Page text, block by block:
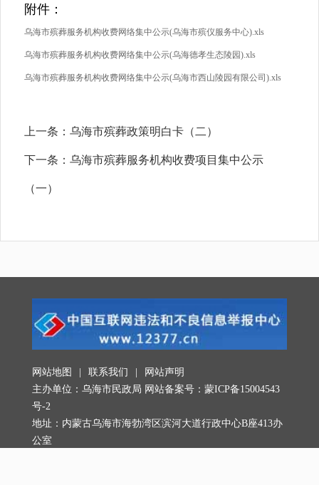
附件：
乌海市殡葬服务机构收费网络集中公示(乌海市殡仪服务中心).xls
乌海市殡葬服务机构收费网络集中公示(乌海德孝生态陵园).xls
乌海市殡葬服务机构收费网络集中公示(乌海市西山陵园有限公司).xls
上一条： 乌海市殡葬政策明白卡（二）
下一条： 乌海市殡葬服务机构收费项目集中公示
（一）
网站地图 | 联系我们 |
网站声明
主办单位：乌海市民政局 网站备案号： 蒙ICP备15004543
号-2
地址：内蒙古乌海市海勃湾区滨河大道行政中心B座413办
公室